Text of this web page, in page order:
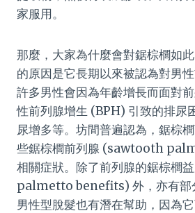
家服用。
那麼，大家為什麼會對鋸棕櫚如
的原因是它長期以來被認為對男性
許多男性會因為年齡增長而面對
性前列腺增生 (BPH) 引致的排尿
尿增多等。坊間普遍認為，鋸棕
些鋸棕櫚前列腺 (sawtooth
相關症狀。除了前列腺的鋸棕櫚
palmetto benefits) 外，亦有部
男性型脫髮也有潛在幫助，因為